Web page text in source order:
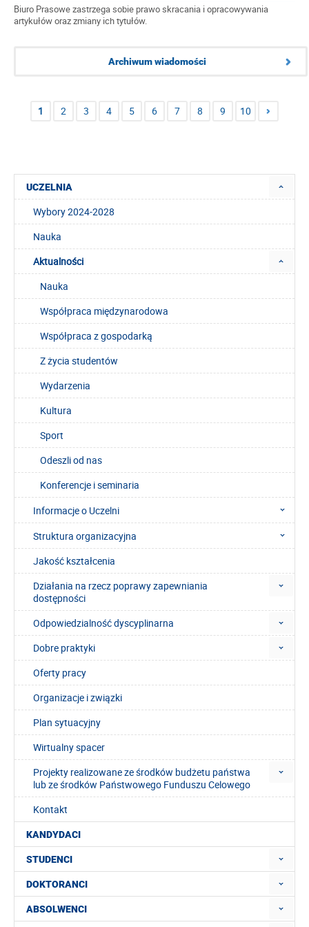
Biuro Prasowe zastrzega sobie prawo skracania i opracowywania
artykułów oraz zmiany ich tytułów.
Archiwum wiadomości
1 2 3 4 5 6 7 8 9 10
UCZELNIA
Wybory 2024-2028
Nauka
Aktualności
Nauka
Współpraca międzynarodowa
Współpraca z gospodarką
Z życia studentów
Wydarzenia
Kultura
Sport
Odeszli od nas
Konferencje i seminaria
Informacje o Uczelni
Struktura organizacyjna
Jakość kształcenia
Działania na rzecz poprawy zapewniania
dostępności
Odpowiedzialność dyscyplinarna
Dobre praktyki
Oferty pracy
Organizacje i związki
Plan sytuacyjny
Wirtualny spacer
Projekty realizowane ze środków budżetu państwa
lub ze środków Państwowego Funduszu Celowego
Kontakt
KANDYDACI
STUDENCI
DOKTORANCI
ABSOLWENCI